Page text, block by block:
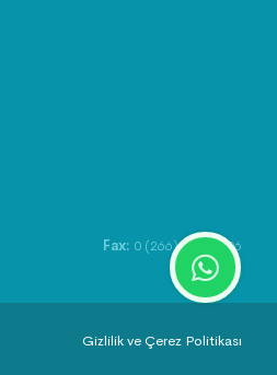
Fax: 0 (266) 422 10 06
Gizlilik ve Çerez Politikası